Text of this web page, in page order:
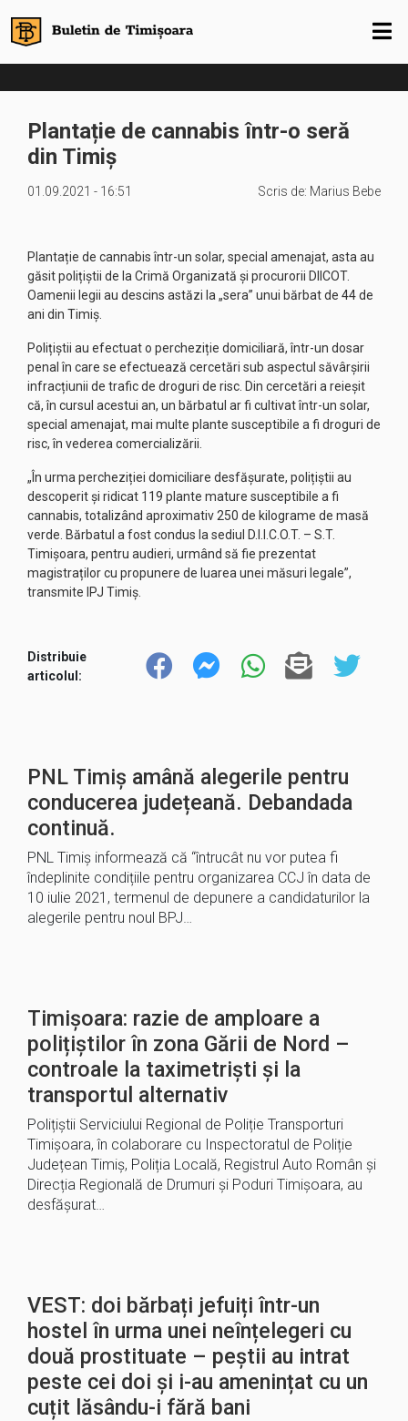
Plantație de cannabis într-o seră
din Timiș
01.09.2021 - 16:51 Scris de: Marius Bebe
Plantație de cannabis într-un solar, special amenajat, asta au
găsit polițiștii de la Crimă Organizată și procurorii DIICOT.
Oamenii legii au descins astăzi la „sera” unui bărbat de 44 de
ani din Timiș.
Polițiștii au efectuat o percheziție domiciliară, într-un dosar
penal în care se efectuează cercetări sub aspectul săvârșirii
infracțiunii de trafic de droguri de risc. Din cercetări a reieșit
că, în cursul acestui an, un bărbatul ar fi cultivat într-un solar,
special amenajat, mai multe plante susceptibile a fi droguri de
risc, în vederea comercializării.
„În urma percheziției domiciliare desfășurate, polițiștii au
descoperit și ridicat 119 plante mature susceptibile a fi
cannabis, totalizând aproximativ 250 de kilograme de masă
verde. Bărbatul a fost condus la sediul D.I.I.C.O.T. – S.T.
Timișoara, pentru audieri, urmând să fie prezentat
magistraților cu propunere de luarea unei măsuri legale”,
transmite IPJ Timiș.
Distribuie
articolul:
PNL Timiș amână alegerile pentru
conducerea județeană. Debandada
continuă.
PNL Timiș informează că “întrucât nu vor putea fi
îndeplinite condițiile pentru organizarea CCJ în data de
10 iulie 2021, termenul de depunere a candidaturilor la
alegerile pentru noul BPJ…
Timișoara: razie de amploare a
polițiștilor în zona Gării de Nord –
controale la taximetriști și la
transportul alternativ
Polițiștii Serviciului Regional de Poliție Transporturi
Timișoara, în colaborare cu Inspectoratul de Poliție
Județean Timiș, Poliția Locală, Registrul Auto Român și
Direcția Regională de Drumuri și Poduri Timișoara, au
desfășurat…
VEST: doi bărbați jefuiți într-un
hostel în urma unei neînțelegeri cu
două prostituate – peștii au intrat
peste cei doi și i-au amenințat cu un
cuțit lăsându-i fără bani